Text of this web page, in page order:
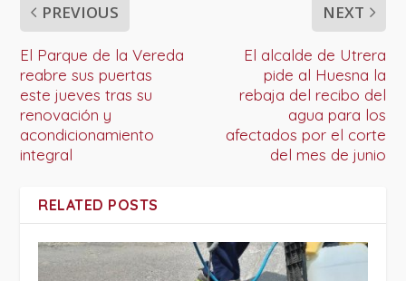
PREVIOUS
El Parque de la Vereda
reabre sus puertas
este jueves tras su
renovación y
acondicionamiento
integral
NEXT
El alcalde de Utrera
pide al Huesna la
rebaja del recibo del
agua para los
afectados por el corte
del mes de junio
RELATED POSTS